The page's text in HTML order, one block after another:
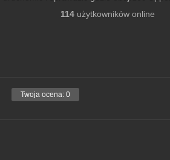
114 użytkowników online
Twoja ocena: 0